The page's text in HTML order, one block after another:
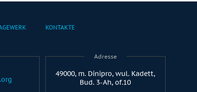
KONTAKTE
Adresse
49000, m. Dinipro, wul. Kadett,
Bud. 3-Ah, of.10